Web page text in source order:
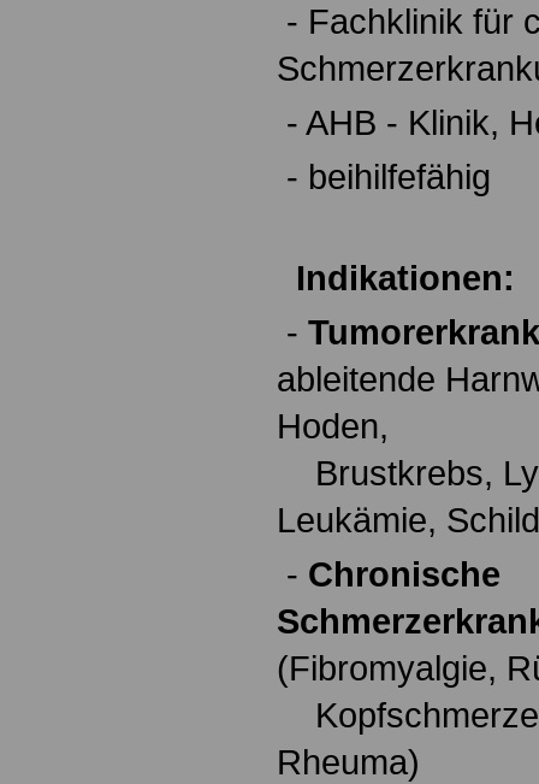
- Fachklinik für
- AHB - Klinik,
- beihilfefähig
Indikationen:
-
ableitende
Hoden,
Brustkrebs,
Leukämie,
- Chronische
(Fibromyalgie,
Rheuma)